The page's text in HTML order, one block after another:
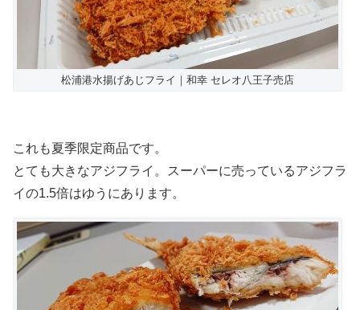
松浦港水揚げあじフライ｜和幸 セレオ八王子売店
これも夏季限定商品です。
とても大きなアジフライ。スーパーに売っているアジフラ
イの1.5倍はゆうにあります。